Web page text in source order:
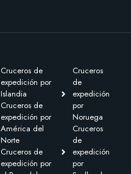
Cruceros de
expedición por
Islandia
Cruceros de
expedición por
América del
Norte
Cruceros de
expedición por
Cruceros
de
expedición
por
Noruega
Cruceros
de
expedición
por